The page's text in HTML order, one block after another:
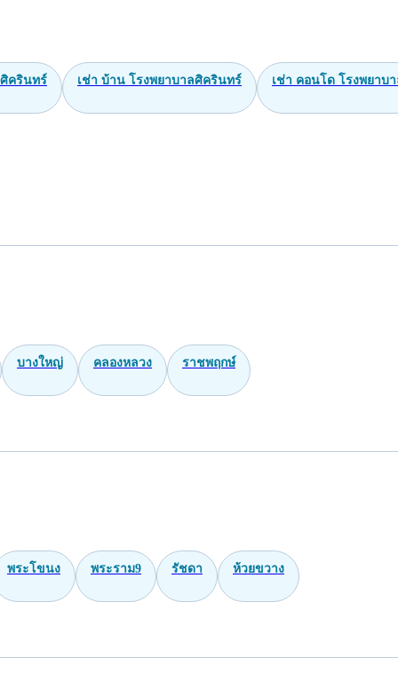
ครินทร์ เช่า บ้าน โรงพยาบาลศิครินทร์ เช่า คอนโด โรงพยาบ
บางใหญ่ คลองหลวง ราชพฤกษ์
พระโขนง พระราม9 รัชดา ห้วยขวาง